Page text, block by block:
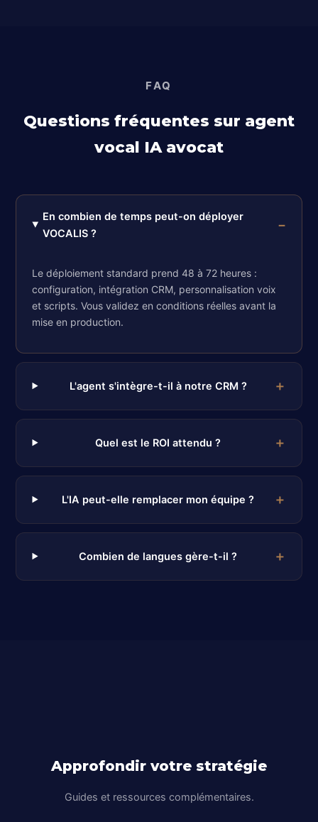
FAQ
Questions fréquentes sur agent
vocal IA avocat
En combien de temps peut-on déployer
VOCALIS ?
Le déploiement standard prend 48 à 72 heures :
configuration, intégration CRM, personnalisation voix
et scripts. Vous validez en conditions réelles avant la
mise en production.
L'agent s'intègre-t-il à notre CRM ?
Quel est le ROI attendu ?
L'IA peut-elle remplacer mon équipe ?
Combien de langues gère-t-il ?
Approfondir votre stratégie
Guides et ressources complémentaires.